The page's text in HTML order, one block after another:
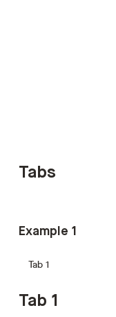
Tabs
Example 1
Tab 1
Tab 1